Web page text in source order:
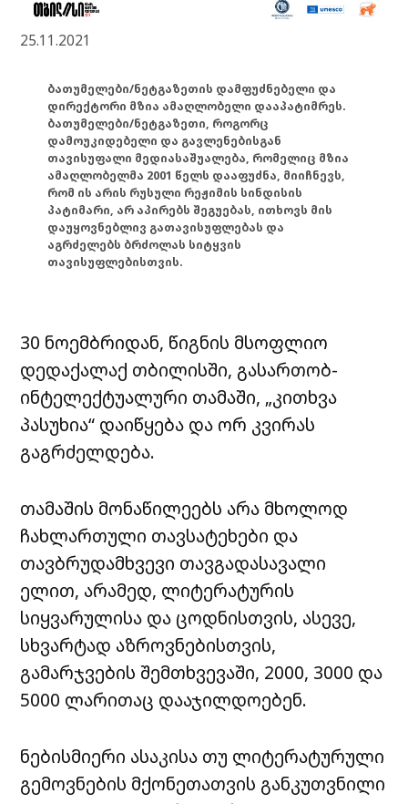
25.11.2021
ბათუმელები/ნეტგაზეთის დამფუძნებელი და
დირექტორი მზია ამაღლობელი დააპატიმრეს.
ბათუმელები/ნეტგაზეთი, როგორც
დამოუკიდებელი და გავლენებისგან
თავისუფალი მედიასაშუალება, რომელიც მზია
ამაღლობელმა 2001 წელს დააფუძნა, მიიჩნევს,
რომ ის არის რუსული რეჟიმის სინდისის
პატიმარი, არ აპირებს შეგუებას, ითხოვს მის
დაუყოვნებლივ გათავისუფლებას და
აგრძელებს ბრძოლას სიტყვის
თავისუფლებისთვის.
30 ნოემბრიდან, წიგნის მსოფლიო
დედაქალაქ თბილისში, გასართობ-
ინტელექტუალური თამაში, „კითხვა
პასუხია“ დაიწყება და ორ კვირას
გაგრძელდება.
თამაშის მონაწილეებს არა მხოლოდ
ჩახლართული თავსატეხები და
თავბრუდამხვევი თავგადასავალი
ელით, არამედ, ლიტერატურის
სიყვარულისა და ცოდნისთვის, ასევე,
სხვარტად აზროვნებისთვის,
გამარჯვების შემთხვევაში, 2000, 3000 და
5000 ლარითაც დააჯილდოებენ.
ნებისმიერი ასაკისა თუ ლიტერატურული
გემოვნების მქონეთათვის განკუთვნილი